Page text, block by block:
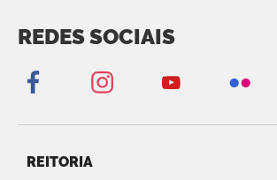
REDES SOCIAIS
REITORIA